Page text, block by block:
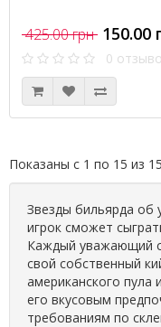
425.00 грн 150.00
0
Показаны с 1 по 15 из
Звезды бильярда об
игрок сможет
Каждый уважающий
свой собственный
американского пула
его вкусовым
требованиям по